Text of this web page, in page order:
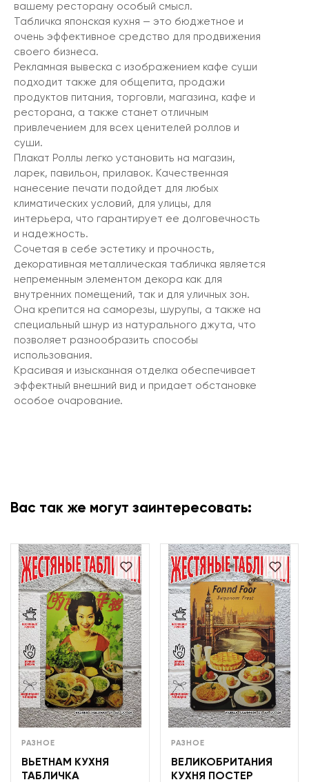
вашему ресторану особый смысл.
Табличка японская кухня — это бюджетное и
очень эффективное средство для продвижения
своего бизнеса.
Рекламная вывеска с изображением кафе суши
подходит также для общепита, продажи
продуктов питания, торговли, магазина, кафе и
ресторана, а также станет отличным
привлечением для всех ценителей роллов и
суши.
Плакат Роллы легко установить на магазин,
ларек, павильон, прилавок. Качественная
нанесение печати подойдет для любых
климатических условий, для улицы, для
интерьера, что гарантирует ее долговечность
и надежность.
Сочетая в себе эстетику и прочность,
декоративная металлическая табличка является
непременным элементом декора как для
внутренних помещений, так и для уличных зон.
Она крепится на саморезы, шурупы, а также на
специальный шнур из натурального джута, что
позволяет разнообразить способы
использования.
Красивая и изысканная отделка обеспечивает
эффектный внешний вид и придает обстановке
особое очарование.
Вас так же могут заинтересовать:
РАЗНОЕ
ВЬЕТНАМ КУХНЯ
ТАБЛИЧКА
РАЗНОЕ
ВЕЛИКОБРИТАНИЯ
КУХНЯ ПОСТЕР